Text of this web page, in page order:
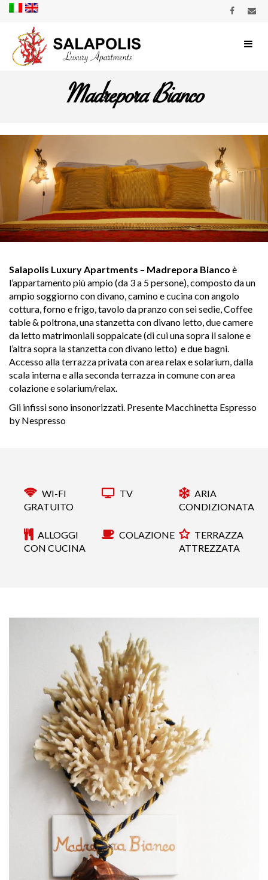
Madrepora Bianco
Salapolis Luxury Apartments – Madrepora Bianco è
l’appartamento più ampio (da 3 a 5 persone), composto da un
ampio soggiorno con divano, camino e cucina con angolo
cottura, forno e frigo, tavolo da pranzo con sei sedie, Coffee
table & poltrona, una stanzetta con divano letto, due camere
da letto matrimoniali soppalcate (di cui una sopra il salone e
l’altra sopra la stanzetta con divano letto) e due bagni.
Accesso alla terrazza privata con area relax e solarium, dalla
scala interna e alla seconda terrazza in comune con area
colazione e solarium/relax.
Gli infissi sono insonorizzati. Presente Macchinetta Espresso
by Nespresso
WI-FI
GRATUITO
TV
ARIA
CONDIZIONATA
ALLOGGI
CON CUCINA
COLAZIONE
TERRAZZA
ATTREZZATA